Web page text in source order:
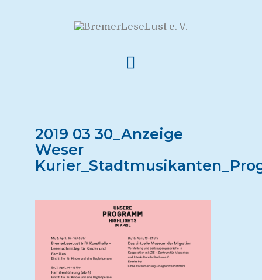
2019 03 30_Anzeige
Weser